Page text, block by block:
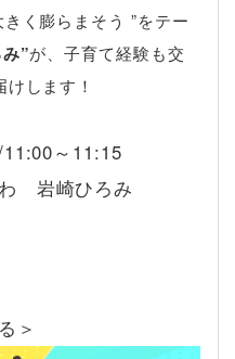
く膨らまそう ”をテー
”が、子育て経験も交
します！
11:00～11:15
わ 岩崎ひろみ
＞